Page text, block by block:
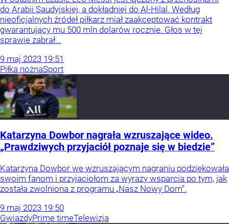
do Arabii Saudyjskiej, a dokładniej do Al-Hilal. Według
nieoficjalnych źródeł piłkarz miał zaakceptować kontrakt
gwarantujący mu 500 mln dolarów rocznie. Głos w tej
sprawie zabrał...
9 maj 2023 19:51
Piłka nożnaSport
Katarzyna Dowbor nagrała wzruszające wideo.
„Prawdziwych przyjaciół poznaje się w biedzie”
Katarzyna Dowbor we wzruszającym nagraniu podziękowała
swoim fanom i przyjaciołom za wyrazy wsparcia po tym, jak
została zwolniona z programu „Nasz Nowy Dom”.
9 maj 2023 19:50
GwiazdyPrime timeTelewizja